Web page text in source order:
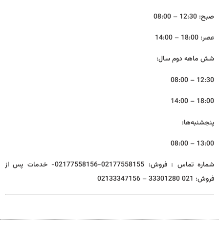
صبح: 12:30 – 08:00
عصر: 18:00 – 14:00
شش ماهه‌ دوم سال:
12:30 – 08:00
18:00 – 14:00
پنجشنبه‌ها:
13:00 – 08:00
شماره تماس : فروش: 02177558155-02177558156- خدمات پس از
فروش: 021 33301280 – 02133347156